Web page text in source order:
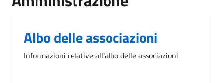
Albo delle associazioni
Informazioni relative all'albo delle associazioni